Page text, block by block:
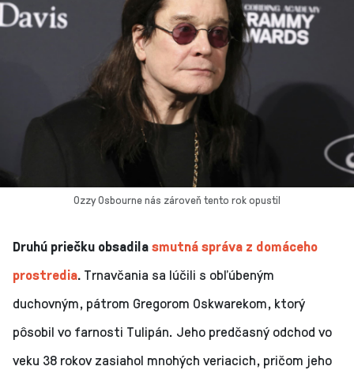
Ozzy Osbourne nás zároveň tento rok opustil
Druhú priečku obsadilasmutná správa z domáceho
prostredia. Trnavčania sa lúčili s obľúbeným
duchovným, pátrom Gregorom Oskwarekom, ktorý
pôsobil vo farnosti Tulipán. Jeho predčasný odchod vo
veku 38 rokov zasiahol mnohých veriacich, pričom jeho